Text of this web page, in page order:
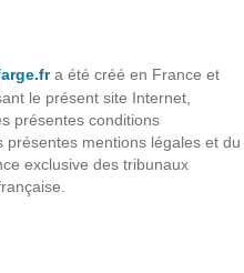
a été créé en France et
le présent site Internet,
présentes conditions
présentes mentions légales et du
exclusive des tribunaux